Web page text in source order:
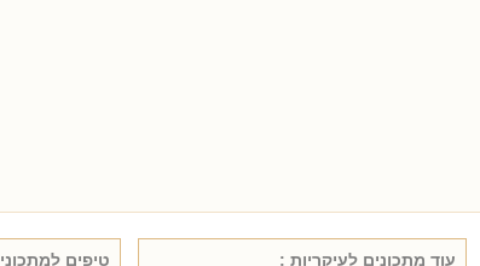
עוד מתכונים לעיקריות : טיפים למתכוני